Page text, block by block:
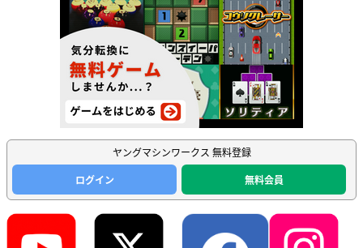
ヤングマシンワークス 無料登録
ログイン
無料会員